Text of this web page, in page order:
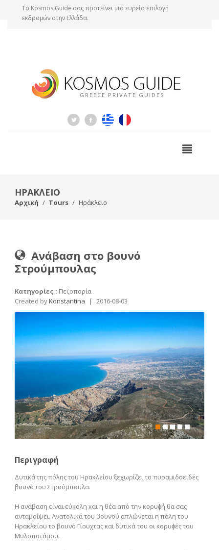
Tο Kosmos Guide σας προτείνει μια ευρεία επιλογή
εκδρομών στην Ελλάδα.
GREECE PRIVATE GUIDES
ΗΡΑΚΛΕΙΟ
Αρχική Tours Ηράκλειο
Ανάβαση στο βουνό
Στρούμπουλας
Κατηγορίες : Πεζοπορία
Created byKonstantina | 2016-08-03
Περιγραφή
Δυτικά της πόλης του Ηρακλείου ξεχωρίζει το πυραμιδοειδές
βουνό του Στρούμπουλα.
Η ανάβαση είναι εύκολη και η θέα από την κορυϕή θα σας
ανταμοίψει. Ανατολικά του βουνού απλώνεται η πόλη του
Ηρακλείου το βουνό Γίουχτας και δυτικά του οι κορυϕές του
Μυλοποτάμου.